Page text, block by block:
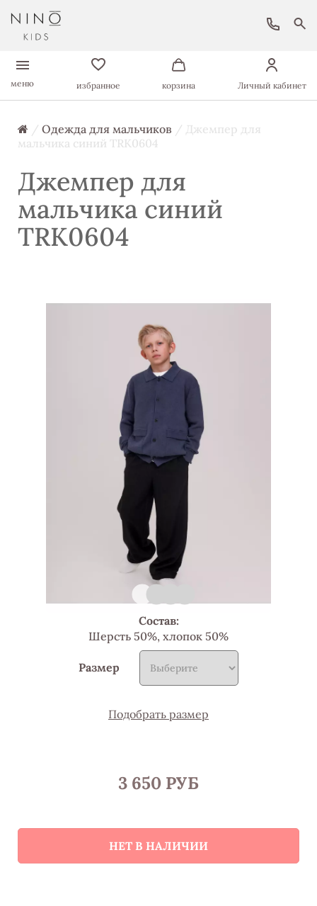
меню избранное корзина Личный кабинет
/ Одежда для мальчиков / Джемпер для
мальчика синий TRK0604
Джемпер для
мальчика синий
TRK0604
Состав:
Шерсть 50%, хлопок 50%
Размер
Подобрать размер
3 650 РУБ
НЕТ В НАЛИЧИИ